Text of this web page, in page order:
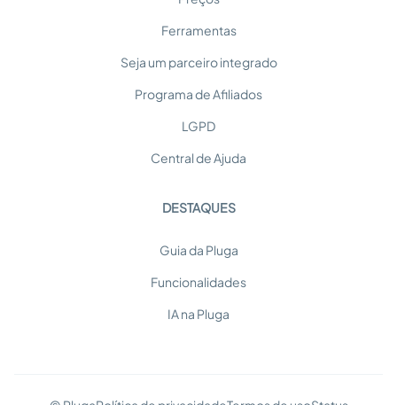
Ferramentas
Seja um parceiro integrado
Programa de Afiliados
LGPD
Central de Ajuda
DESTAQUES
Guia da Pluga
Funcionalidades
IA na Pluga